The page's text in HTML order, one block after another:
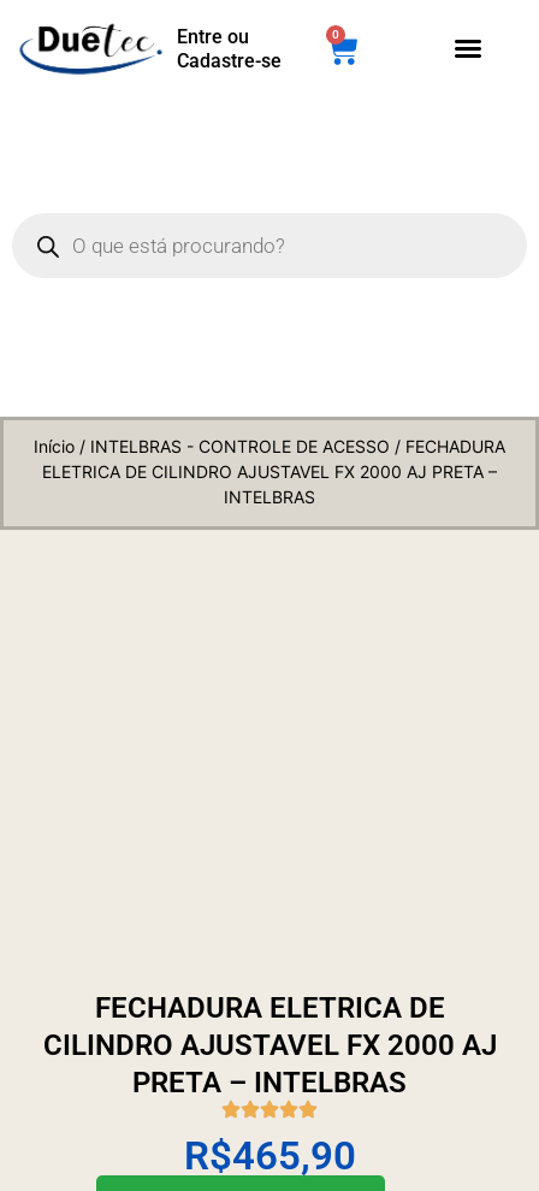
Entre ou
Cadastre-se
0
Início / INTELBRAS - CONTROLE DE ACESSO / FECHADURA
ELETRICA DE CILINDRO AJUSTAVEL FX 2000 AJ PRETA –
INTELBRAS
FECHADURA ELETRICA DE
CILINDRO AJUSTAVEL FX 2000 AJ
PRETA – INTELBRAS
R$465,90